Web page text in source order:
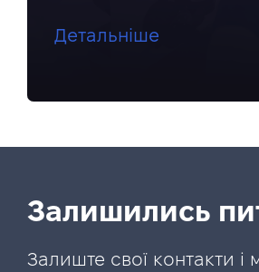
Детальніше
Залишились
Залиште свої контакти і